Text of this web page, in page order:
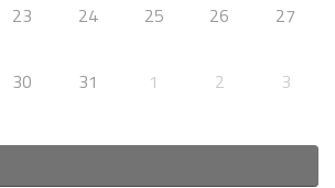
23 24 25 26 27
30 31 1 2 3